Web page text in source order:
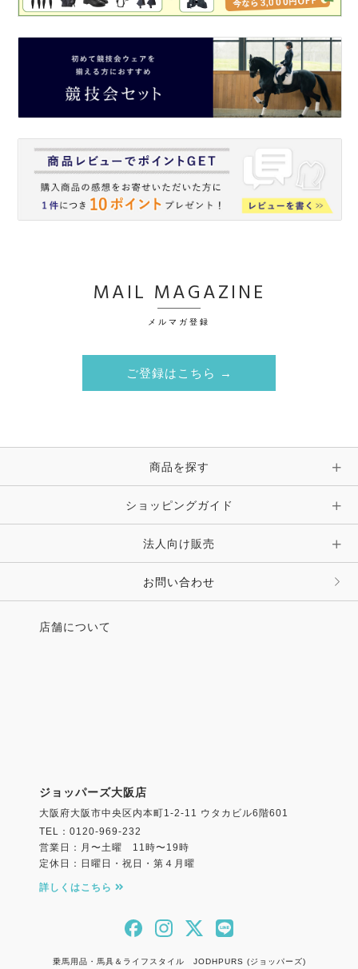
MAIL MAGAZINE
メルマガ登録
ご登録はこちら →
商品を探す
ショッピングガイド
法人向け販売
お問い合わせ
店舗について
ジョッパーズ大阪店
大阪府大阪市中央区内本町1-2-11 ウタカビル6階601
TEL：0120-969-232
営業日：月〜土曜 11時〜19時
定休日：日曜日・祝日・第４月曜
詳しくはこちら
乗馬用品・馬具＆ライフスタイル JODHPURS (ジョッパーズ)